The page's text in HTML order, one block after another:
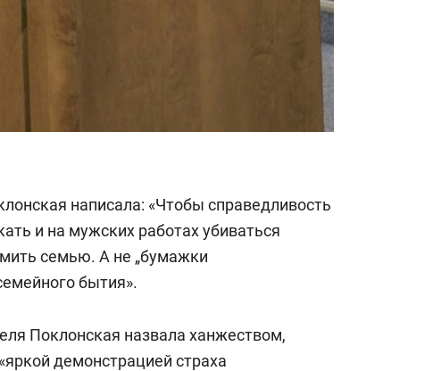
написала: «Чтобы справедливость
и на мужских работах убиваться
семью. А не „бумажки
бытия».
Поклонская назвала ханжеством,
демонстрацией страха